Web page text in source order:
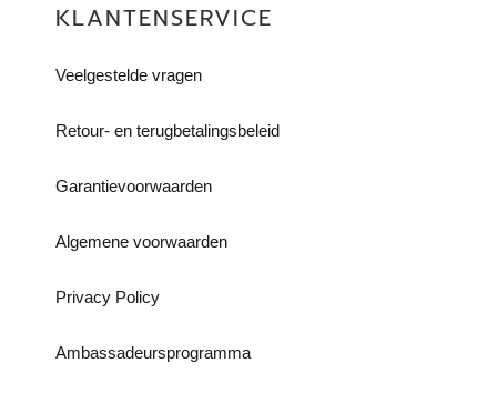
KLANTENSERVICE
Veelgestelde vragen
Retour- en terugbetalingsbeleid​
Garantievoorwaarden
Algemene voorwaarden
Privacy Policy
Ambassadeursprogramma